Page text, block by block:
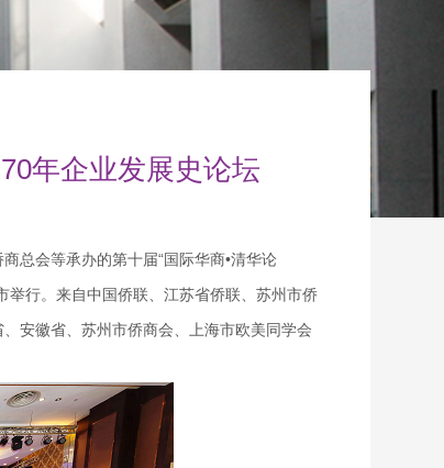
年企业发展史论坛
总会等承办的第十届“国际华商•清华论
行。来自中国侨联、江苏省侨联、苏州市侨
安徽省、苏州市侨商会、上海市欧美同学会